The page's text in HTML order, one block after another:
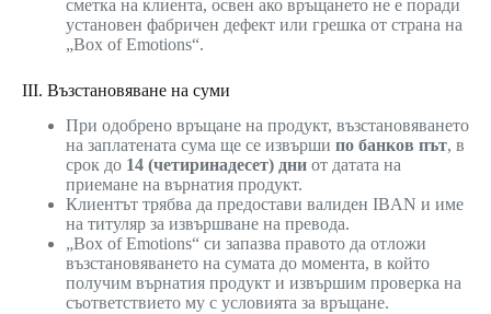
сметка на клиента, освен ако връщането не е поради
установен фабричен дефект или грешка от страна на
„Box of Emotions“.
III. Възстановяване на суми
При одобрено връщане на продукт, възстановяването
на заплатената сума ще се извърши по банков път, в
срок до 14 (четиринадесет) дни от датата на
приемане на върнатия продукт.
Клиентът трябва да предостави валиден IBAN и име
на титуляр за извършване на превода.
„Box of Emotions“ си запазва правото да отложи
възстановяването на сумата до момента, в който
получим върнатия продукт и извършим проверка на
съответствието му с условията за връщане.